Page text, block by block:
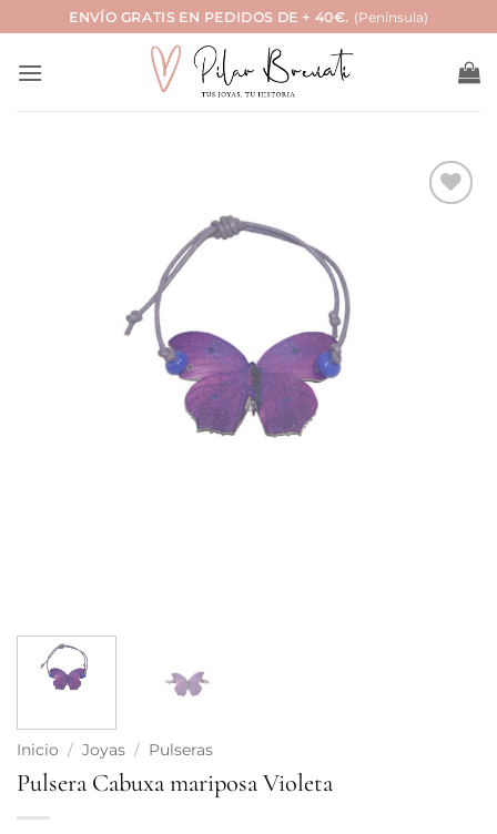
al
contenido
ENVÍO GRATIS EN PEDIDOS DE + 40€. (Península)
Inicio / Joyas / Pulseras
Pulsera Cabuxa mariposa Violeta